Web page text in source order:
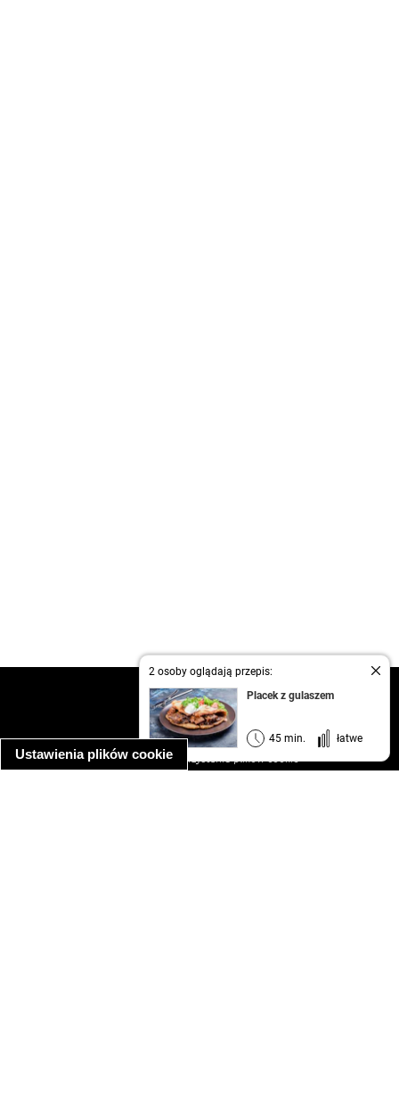
Ustawienia plików cookie
2 osoby oglądają przepis:
Placek z gulaszem
45 min. łatwe
kontakt
regulamin
informacja o prywatności
informacja o wykorzystaniu plików cookie